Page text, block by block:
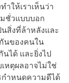
ำให้เราเห็นว่า
ชั่วแบบบอก
สิ่งที่ล้าหลังและ
นของคนใน
ได้ และยิ่งไป
หตุผลอาจไม่ใช่
ำหนดความดีได้